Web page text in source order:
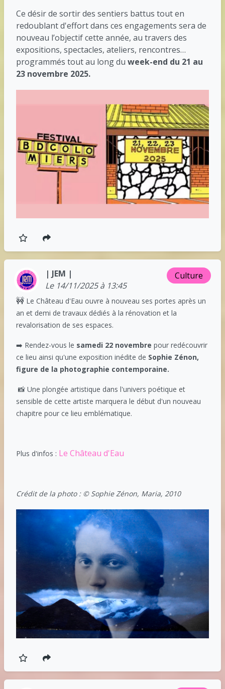
Ce désir de sortir des sentiers battus tout en
redoublant d'effort dans ces engagements sera de
nouveau l’objectif cette année, au travers des
expositions, spectacles, ateliers, rencontres…
programmés tout au long du week-end du 21 au
23 novembre 2025.
| JEM |
Le 14/11/2025 à 13:45
Culture
🚧 Le Château d'Eau ouvre à nouveau ses portes après un
an et demi de travaux dédiés à la rénovation et la
revalorisation de ses espaces.
➡️ Rendez-vous le samedi 22 novembre pour redécouvrir
ce lieu ainsi qu'une exposition inédite de Sophie Zénon,
figure de la photographie contemporaine.
📸 Une plongée artistique dans l'univers poétique et
sensible de cette artiste marquera le début d'un nouveau
chapitre pour ce lieu emblématique.
Plus d'infos : Le Château d'Eau
Crédit de la photo : © Sophie Zénon, Maria, 2010